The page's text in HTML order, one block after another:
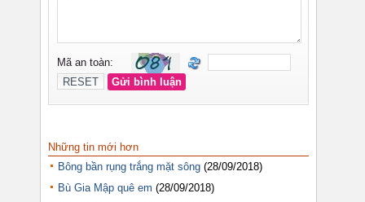
Những tin mới hơn
Bông bần rụng trắng mặt sông (28/09/2018)
Bù Gia Mập quê em (28/09/2018)